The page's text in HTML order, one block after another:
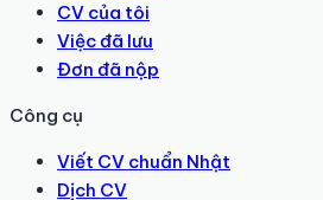
CV của tôi
Việc đã lưu
Đơn đã nộp
Công cụ
Viết CV chuẩn Nhật
Dịch CV